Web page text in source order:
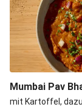
Mumbai Pav
mit Kartoffel,